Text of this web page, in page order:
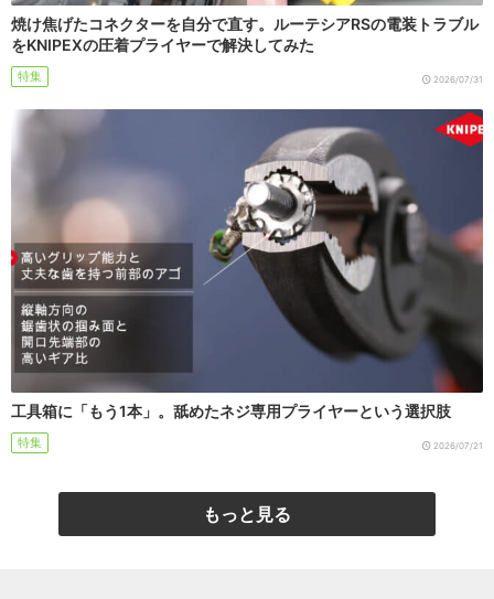
焼け焦げたコネクターを自分で直す。ルーテシアRSの電装トラブル
をKNIPEXの圧着プライヤーで解決してみた
特集 2026/07/31
工具箱に「もう1本」。舐めたネジ専用プライヤーという選択肢
特集 2026/07/21
もっと見る